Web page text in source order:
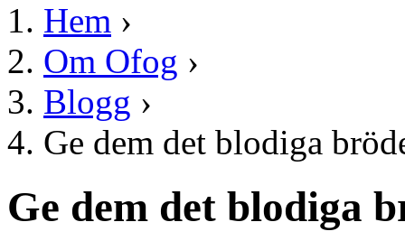
Hem ›
Om Ofog ›
Blogg ›
Ge dem det blodiga
Ge dem det blodiga